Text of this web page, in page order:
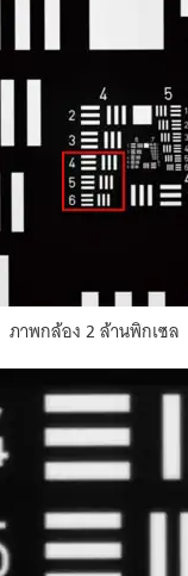
ภาพกล้อง2ล้านพิกเซล